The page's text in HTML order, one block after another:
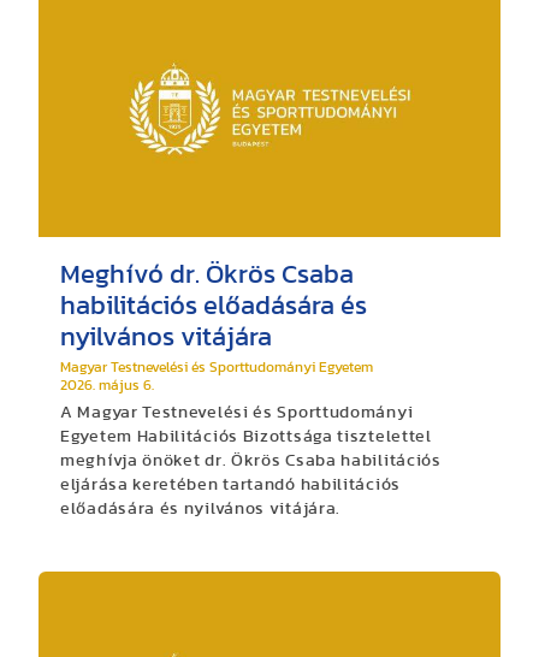
Meghívó dr. Ökrös Csaba
habilitációs előadására és
nyilvános vitájára
Magyar Testnevelési és Sporttudományi Egyetem
2026. május 6.
A Magyar Testnevelési és Sporttudományi
Egyetem Habilitációs Bizottsága tisztelettel
meghívja önöket dr. Ökrös Csaba habilitációs
eljárása keretében tartandó habilitációs
előadására és nyilvános vitájára.